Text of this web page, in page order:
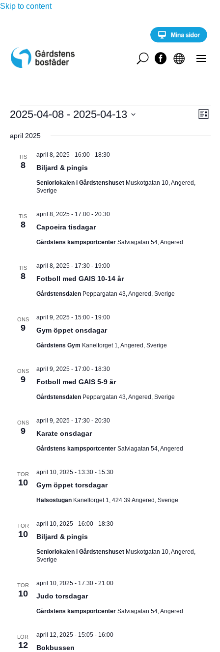
Skip to content


U
Evenemang
V
Y
E
v
n
L
s
2025-04-08 - 2025-04-13
ä
april 2025
TIS
8 Biljard & pingis
april 8, 2025 - 16:00- 18:30
Seniorlokalen i Gårdstenshuset Muskotgatan 10, Angered,
Sverige
TIS
8 Capoeira tisdagar
april 8, 2025 - 17:00- 20:30
Gårdstens kampsportcenter Salviagatan 54, Angered
TIS
8 Fotboll med GAIS 10-14 år
april 8, 2025 - 17:30- 19:00
Gårdstensdalen Peppargatan 43, Angered, Sverige
ONS
9 Gym öppet onsdagar
april 9, 2025 - 15:00- 19:00
Gårdstens Gym Kaneltorget 1, Angered, Sverige
ONS
9 Fotboll med GAIS 5-9 år
april 9, 2025 - 17:00- 18:30
Gårdstensdalen Peppargatan 43, Angered, Sverige
ONS
9 Karate onsdagar
april 9, 2025 - 17:30- 20:30
Gårdstens kampsportcenter Salviagatan 54, Angered
TOR
10 Gym öppet torsdagar
april 10, 2025 - 13:30- 15:30
Hälsostugan Kaneltorget 1, 424 39 Angered, Sverige
TOR
10 Biljard & pingis
april 10, 2025 - 16:00- 18:30
Seniorlokalen i Gårdstenshuset Muskotgatan 10, Angered,
Sverige
TOR
10 Judo torsdagar
april 10, 2025 - 17:30- 21:00
Gårdstens kampsportcenter Salviagatan 54, Angered
LÖR
12 Bokbussen
april 12, 2025 - 15:05- 16:00